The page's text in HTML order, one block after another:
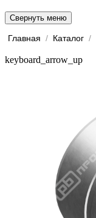
Свернуть меню
Главная / Каталог /
keyboard_arrow_up